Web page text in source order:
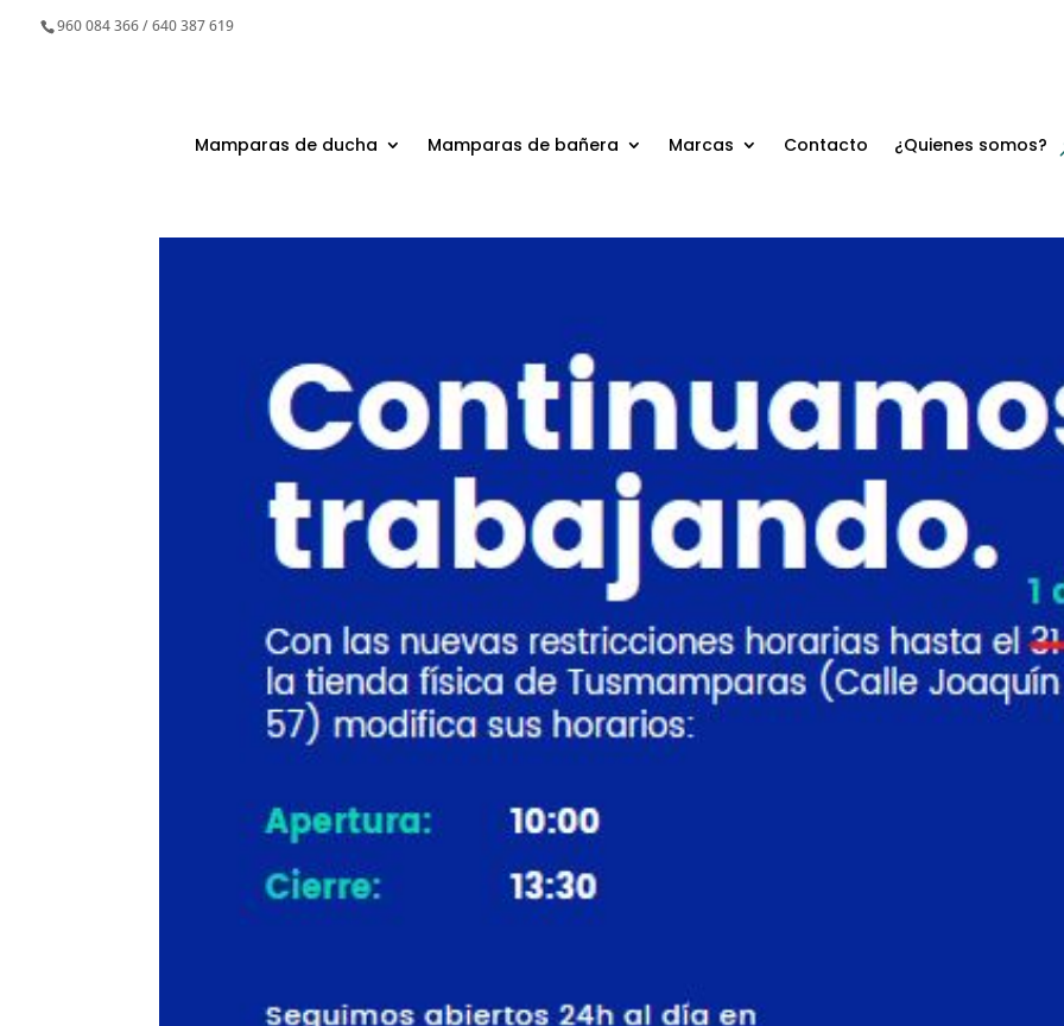
960 084 366 / 640 387 619
Mamparas de ducha Mamparas de bañera Marcas Contacto ¿Quienes somos?